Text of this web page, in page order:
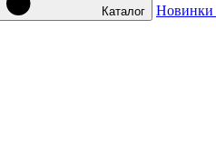
Каталог Новинки